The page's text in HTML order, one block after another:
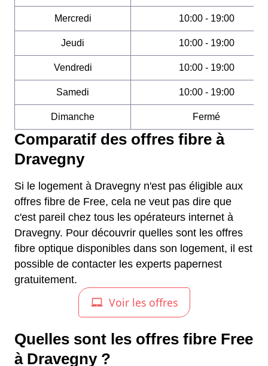
Mercredi 10:00 - 19:00
Jeudi 10:00 - 19:00
Vendredi 10:00 - 19:00
Samedi 10:00 - 19:00
Dimanche Fermé
Comparatif des offres fibre à
Dravegny
Si le logement à Dravegny n'est pas éligible aux
offres fibre de Free, cela ne veut pas dire que
c'est pareil chez tous les opérateurs internet à
Dravegny. Pour découvrir quelles sont les offres
fibre optique disponibles dans son logement, il est
possible de contacter les experts papernest
gratuitement.
Quelles sont les offres fibre Free
à Dravegny ?